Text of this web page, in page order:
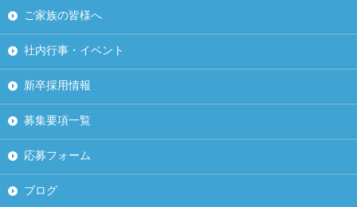
ご家族の皆様へ
社内行事・イベント
新卒採用情報
募集要項一覧
応募フォーム
ブログ